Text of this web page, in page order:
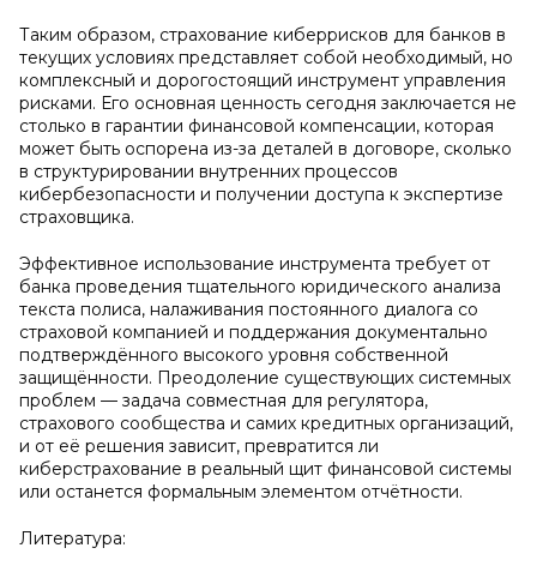
Таким образом, страхование киберрисков для банков в
текущих условиях представляет собой необходимый, но
комплексный и дорогостоящий инструмент управления
рисками. Его основная ценность сегодня заключается не
столько в гарантии финансовой компенсации, которая
может быть оспорена из-за деталей в договоре, сколько
в структурировании внутренних процессов
кибербезопасности и получении доступа к экспертизе
страховщика.
Эффективное использование инструмента требует от
банка проведения тщательного юридического анализа
текста полиса, налаживания постоянного диалога со
страховой компанией и поддержания документально
подтверждённого высокого уровня собственной
защищённости. Преодоление существующих системных
проблем — задача совместная для регулятора,
страхового сообщества и самих кредитных организаций,
и от её решения зависит, превратится ли
киберстрахование в реальный щит финансовой системы
или останется формальным элементом отчётности.
Литература: